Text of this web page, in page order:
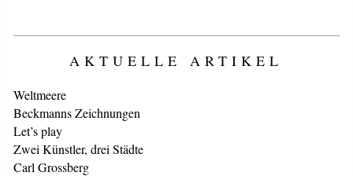
AKTUELLE ARTIKEL
Weltmeere
Beckmanns Zeichnungen
Let’s play
Zwei Künstler, drei Städte
Carl Grossberg